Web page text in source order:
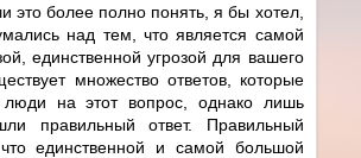
это более полно понять, я бы хотел,
над тем, что является самой
единственной угрозой для вашего
множество ответов, которые
на этот вопрос, однако лишь
правильный ответ. Правильный
единственной и самой большой